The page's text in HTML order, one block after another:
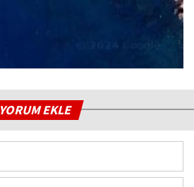
YORUM EKLE